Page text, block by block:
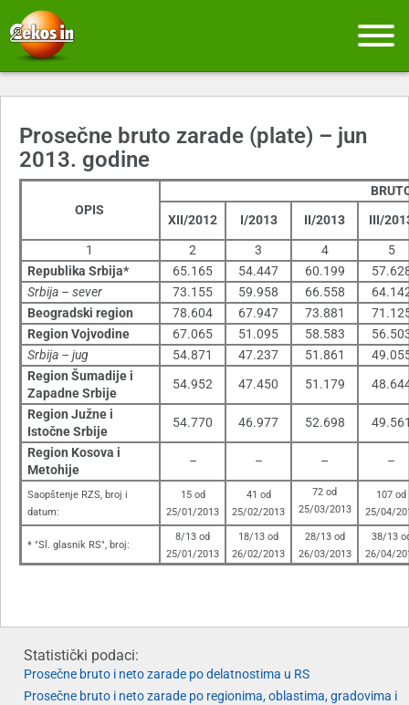
Prosečne bruto zarade (plate) – jun
2013. godine
OPIS
XII/2012
I/2013 II/2013 III/
1 2 3 4
5
Republika Srbija*
65.165 54.447 60.199
Srbija – sever
73.155 59.958 66.558
Beogradski region
78.604 67.947 73.881
Region Vojvodine
67.065 51.095 58.583
Srbija – jug
54.871 47.237 51.861
Region Šumadije i
Zapadne Srbije
54.952 47.450 51.179
Region Južne i
Istočne Srbije
54.770 46.977 52.698
Region Kosova i
Metohije
– – – –
Saopštenje RZS, broj i
datum:
15 od
25/01/2013
41 od
25/02/2013
72 od
25/03/2013
107 od
25/04/
* "Sl. glasnik RS", broj:
8/13 od
25/01/2013
18/13 od
26/02/2013
28/13 od
26/03/2013
38/13
26/04/
Statistički podaci:
Prosečne bruto i neto zarade po delatnostima u RS
Prosečne bruto i neto zarade po regionima, oblastima, gradovima i